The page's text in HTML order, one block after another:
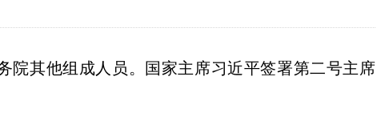
其他组成人员。国家主席习近平签署第二号主席